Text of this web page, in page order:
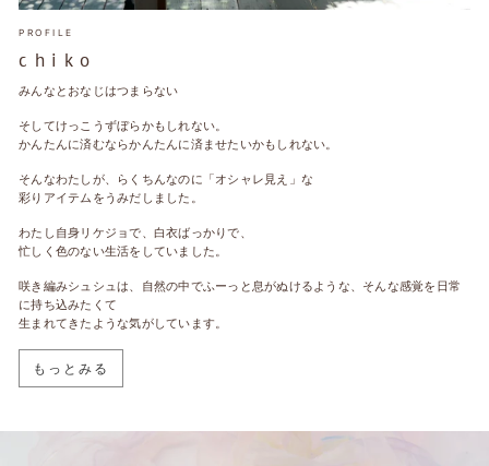
PROFILE
c h i k o
みんなとおなじはつまらない
そしてけっこうずぼらかもしれない。
かんたんに済むならかんたんに済ませたいかもしれない。
そんなわたしが、らくちんなのに「オシャレ見え」な
彩りアイテムをうみだしました。
わたし自身リケジョで、白衣ばっかりで、
忙しく色のない生活をしていました。
咲き編みシュシュは、自然の中でふーっと息がぬけるような、そんな感覚を日常
に持ち込みたくて
生まれてきたような気がしています。
もっとみる